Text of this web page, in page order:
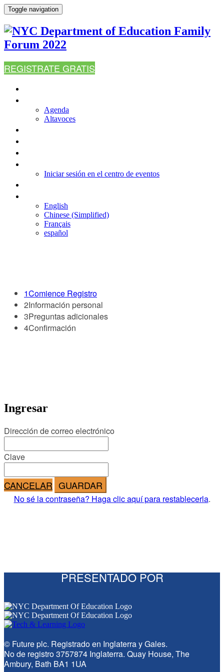
Toggle navigation
REGISTRATE GRATIS
Agenda
Altavoces
Iniciar sesión en el centro de eventos
English
Chinese (Simplified)
Français
español
1Comience Registro
2Información personal
3Preguntas adicionales
4Confirmación
Ingresar
Dirección de correo electrónico
Clave
CANCELAR GUARDAR
No sé la contraseña? Haga clic aquí para restablecerla.
PRESENTADO POR
© Future plc. Registrado en Inglaterra y Gales.
No de registro 3757874 Inglaterra. Quay House, The
Ambury, Bath BA1 1UA